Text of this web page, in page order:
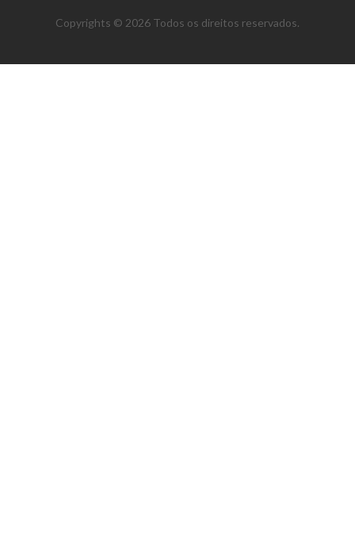
Copyrights © 2026 Todos os direitos reservados.